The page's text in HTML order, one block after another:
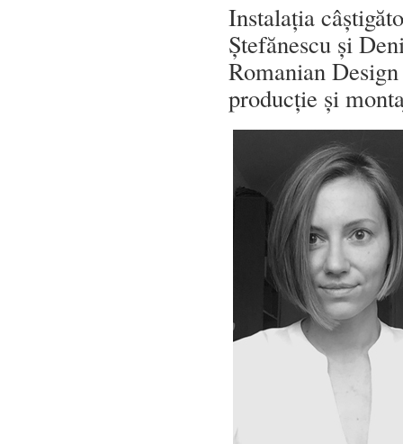
Instalația
Ștefănescu și
Romanian
producție și